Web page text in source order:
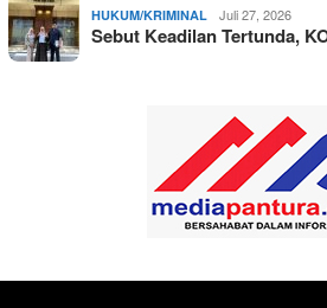
HUKUM/KRIMINAL Juli 27, 2026
Sebut Keadilan Tertunda,